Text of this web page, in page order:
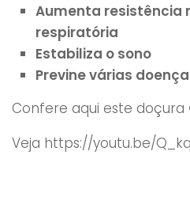
Aumenta resistência
respiratória
Estabiliza o sono
Previne várias
Confere aqui este doçura
Veja https://youtu.be/